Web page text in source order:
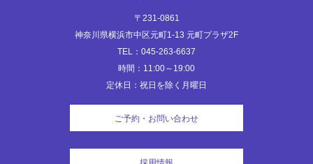
〒231-0861
神奈川県横浜市中区元町1-13 元町プラザ2F
TEL：045-263-6637
時間：11:00～19:00
定休日：祝日を除く月曜日
ご予約・お問い合わせ